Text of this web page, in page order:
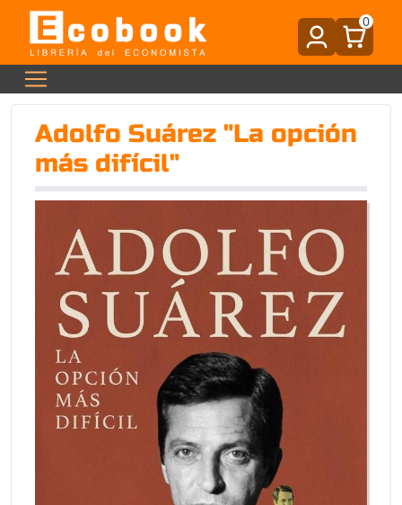
0
Adolfo Suárez "La opción
más difícil"